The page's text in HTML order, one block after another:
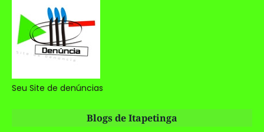
Seu Site de denúncias
Blogs de Itapetinga